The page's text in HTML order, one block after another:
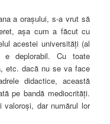
a oraşului, s-a vrut să
aşa cum a făcut cu
acestei universităţi (al
e deplorabil. Cu toate
etc. dacă nu se va face
didactice, această
pe bandă mediocrităţi.
dar numărul lor